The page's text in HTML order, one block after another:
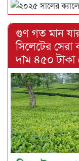
গুণ গত মান
সিলেটের সেরা
দাম ৪৫০ টাকা